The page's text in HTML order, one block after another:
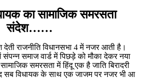
का सामाजिक समरसता
संदेश……
राजनीति विधानसभा 4 में नजर आती है।
संपन्न समाज वार्ड में पिछड़े को मौका देकर नया
समरसता में हिंदू एक है जाति बिरादरी
सब विधायक के साथ एक जाजम पर नजर भी आ